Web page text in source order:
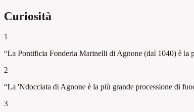
Curiosità
1
“La Pontificia Fonderia Marinelli di Agnone (dal 1040) è la
2
“La 'Ndocciata di Agnone è la più grande processione di
3